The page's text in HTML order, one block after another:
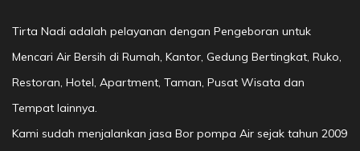
Tirta Nadi adalah pelayanan dengan Pengeboran untuk
Mencari Air Bersih di Rumah, Kantor, Gedung Bertingkat, Ruko,
Restoran, Hotel, Apartment, Taman, Pusat Wisata dan
Tempat lainnya.
Kami sudah menjalankan jasa Bor pompa Air sejak tahun 2009